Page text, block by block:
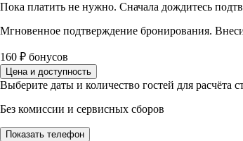
Пока платить не нужно. Сначала дождитесь
Мгновенное подтверждение бронирования.
160 ₽ бонусов
Цена и доступность
Выберите даты и количество гостей для расчёта
Без комиссии и сервисных сборов
Показать телефон